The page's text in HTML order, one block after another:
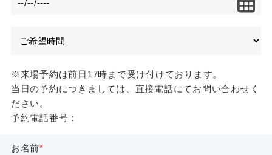
※来場予約は前日17時まで受け付けております。
当日の予約につきましては、直接電話にてお問い合わせく
ださい。
予約電話番号：
お名前